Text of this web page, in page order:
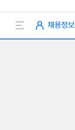
채용정보